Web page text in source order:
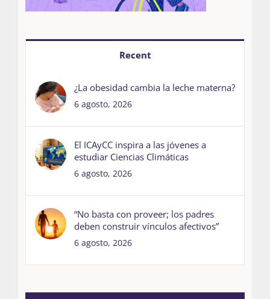
Recent
¿La obesidad cambia la leche materna?
6 agosto, 2026
El ICAyCC inspira a las jóvenes a
estudiar Ciencias Climáticas
6 agosto, 2026
“No basta con proveer; los padres
deben construir vínculos afectivos”
6 agosto, 2026